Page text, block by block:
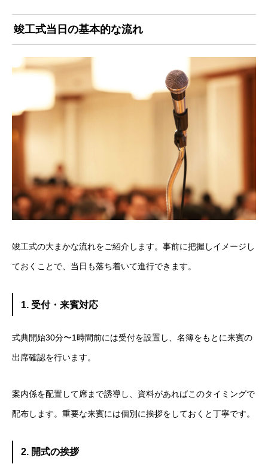
竣工式当日の基本的な流れ
竣工式の大まかな流れをご紹介します。事前に把握しイメージし
ておくことで、当日も落ち着いて進行できます。
1. 受付・来賓対応
式典開始30分〜1時間前には受付を設置し、名簿をもとに来賓の
出席確認を行います。
案内係を配置して席まで誘導し、資料があればこのタイミングで
配布します。重要な来賓には個別に挨拶をしておくと丁寧です。
2. 開式の挨拶